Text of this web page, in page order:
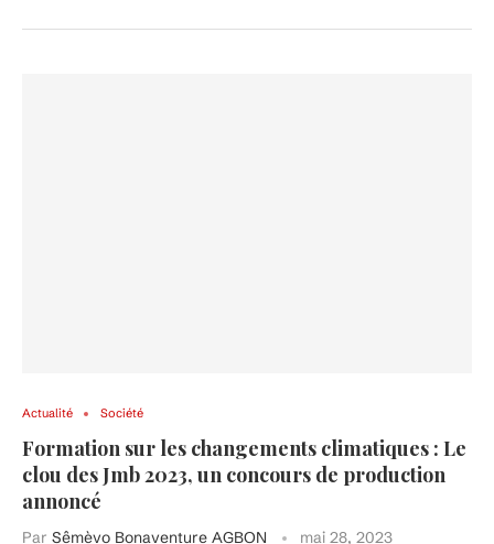
Actualité Société
Formation sur les changements climatiques : Le
clou des Jmb 2023, un concours de production
annoncé
Par Sêmèvo Bonaventure AGBON mai 28, 2023